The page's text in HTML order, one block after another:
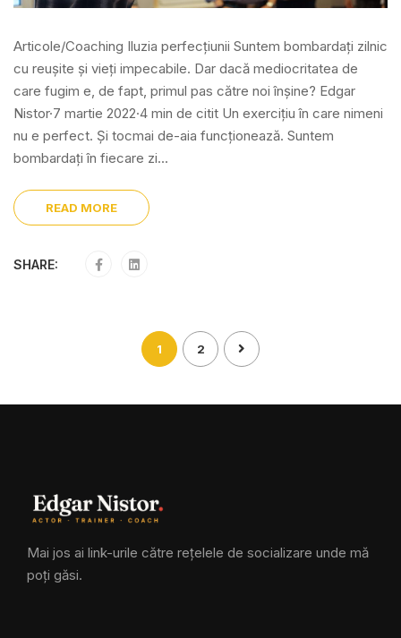
Articole/Coaching Iluzia perfecțiunii Suntem bombardați zilnic
cu reușite și vieți impecabile. Dar dacă mediocritatea de
care fugim e, de fapt, primul pas către noi înșine? Edgar
Nistor·7 martie 2022·4 min de citit Un exercițiu în care nimeni
nu e perfect. Și tocmai de-aia funcționează. Suntem
bombardați în fiecare zi...
READ MORE
SHARE:
1 2
Mai jos ai link-urile către rețelele de socializare unde mă
poți găsi.